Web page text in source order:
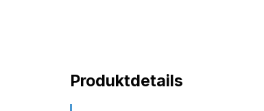
Produktdetails